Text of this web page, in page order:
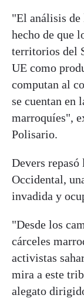
"El análisis de
hecho de que
territorios del
UE como
computan al
se cuentan en
marroquíes",
Polisario.
Devers
Occidental,
invadida y
"Desde los
cárceles
activistas
mira a este
alegato